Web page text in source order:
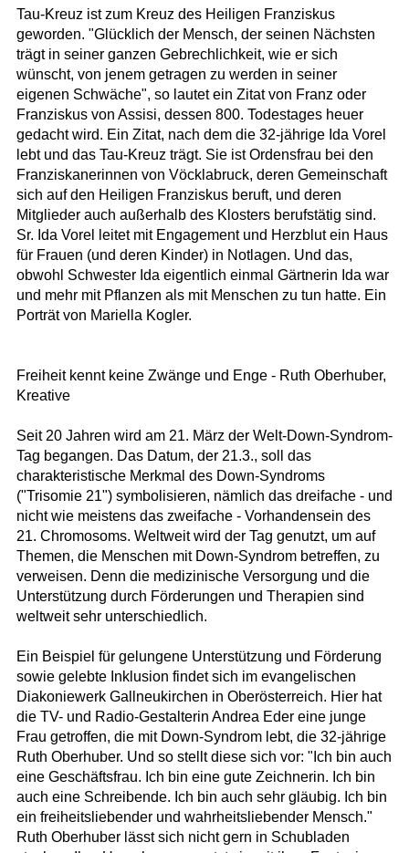
Tau-Kreuz ist zum Kreuz des Heiligen Franziskus
geworden. "Glücklich der Mensch, der seinen Nächsten
trägt in seiner ganzen Gebrechlichkeit, wie er sich
wünscht, von jenem getragen zu werden in seiner
eigenen Schwäche", so lautet ein Zitat von Franz oder
Franziskus von Assisi, dessen 800. Todestages heuer
gedacht wird. Ein Zitat, nach dem die 32-jährige Ida Vorel
lebt und das Tau-Kreuz trägt. Sie ist Ordensfrau bei den
Franziskanerinnen von Vöcklabruck, deren Gemeinschaft
sich auf den Heiligen Franziskus beruft, und deren
Mitglieder auch außerhalb des Klosters berufstätig sind.
Sr. Ida Vorel leitet mit Engagement und Herzblut ein Haus
für Frauen (und deren Kinder) in Notlagen. Und das,
obwohl Schwester Ida eigentlich einmal Gärtnerin Ida war
und mehr mit Pflanzen als mit Menschen zu tun hatte. Ein
Porträt von Mariella Kogler.
Freiheit kennt keine Zwänge und Enge - Ruth Oberhuber,
Kreative
Seit 20 Jahren wird am 21. März der Welt-Down-Syndrom-
Tag begangen. Das Datum, der 21.3., soll das
charakteristische Merkmal des Down-Syndroms
("Trisomie 21") symbolisieren, nämlich das dreifache - und
nicht wie meistens das zweifache - Vorhandensein des
21. Chromosoms. Weltweit wird der Tag genutzt, um auf
Themen, die Menschen mit Down-Syndrom betreffen, zu
verweisen. Denn die medizinische Versorgung und die
Unterstützung durch Förderungen und Therapien sind
weltweit sehr unterschiedlich.
Ein Beispiel für gelungene Unterstützung und Förderung
sowie gelebte Inklusion findet sich im evangelischen
Diakoniewerk Gallneukirchen in Oberösterreich. Hier hat
die TV- und Radio-Gestalterin Andrea Eder eine junge
Frau getroffen, die mit Down-Syndrom lebt, die 32-jährige
Ruth Oberhuber. Und so stellt diese sich vor: "Ich bin auch
eine Geschäftsfrau. Ich bin eine gute Zeichnerin. Ich bin
auch eine Schreibende. Ich bin auch sehr gläubig. Ich bin
ein freiheitsliebender und wahrheitsliebender Mensch."
Ruth Oberhuber lässt sich nicht gern in Schubladen